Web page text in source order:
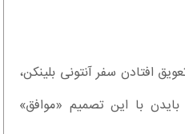
افتادن سفر آنتونی بلینکن،
با این تصمیم «موافق»